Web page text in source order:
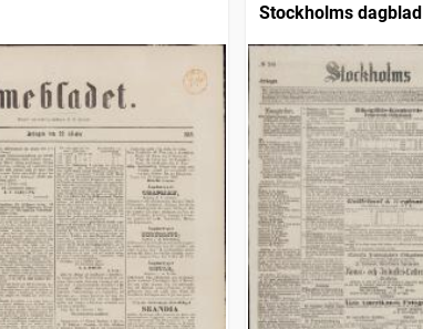
Stockholms dagblad